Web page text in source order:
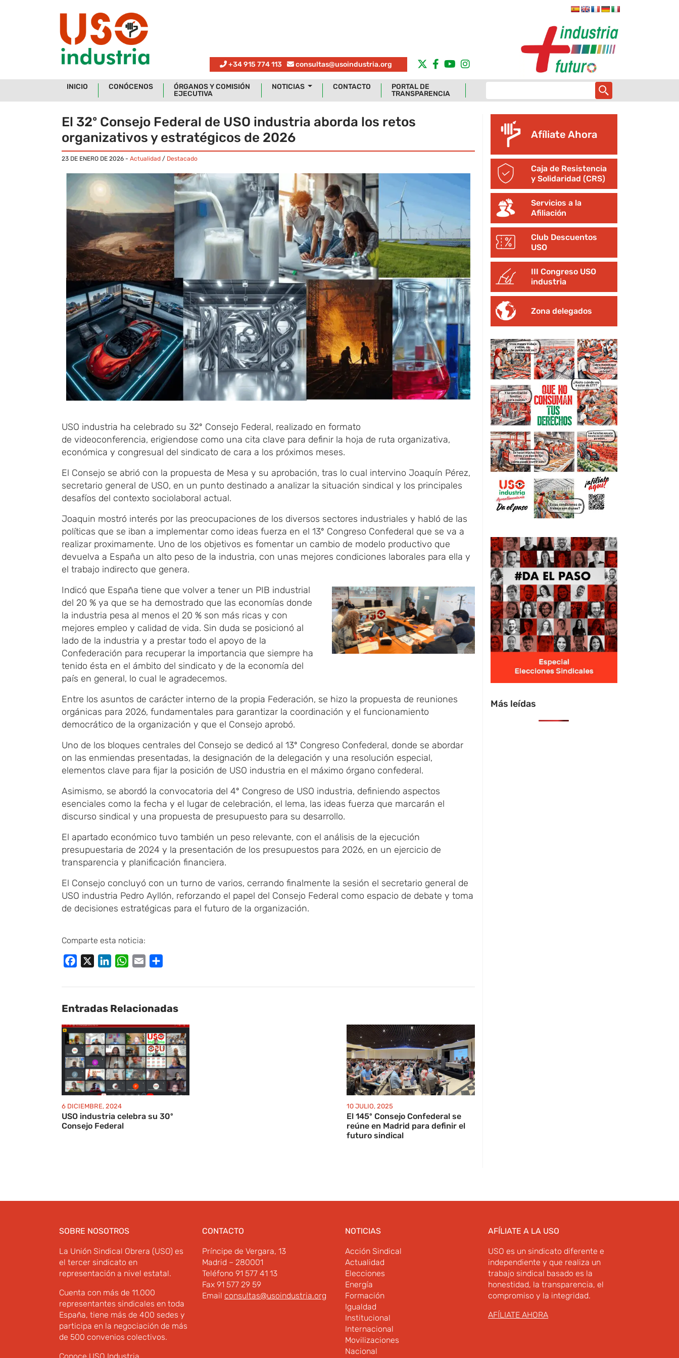
+34 915 774 113 consultas@usoindustria.org
INICIO CONÓCENOS
ÓRGANOS Y COMISIÓN
EJECUTIVA
NOTICIAS CONTACTO
PORTAL DE
TRANSPARENCIA
El 32º Consejo Federal de USO industria aborda los retos
organizativos y estratégicos de 2026
23 DE ENERO DE 2026 - Actualidad / Destacado
USO ​industria ​ ha celebrado su 32º Consejo Federal, ​ realizado en format​o
de videoconferencia, erigiendose como una cita clave para definir la hoja de ruta organizativa,
económica y congresual del sindicato de cara a los próximos ​meses.
El Consejo se abri​ó con la propuesta de Mesa ​ y su aprobación, tras lo cual intervino Joaquín Pérez,
secretario general de USO, en un punto destinado a analizar la situación sindical y los principales
desafíos del contexto sociolaboral actual.
​Joaquin mostró ​interés por las preocupaciones de los ​ diversos sectores industriales y habl​ó de las
políticas que ​ se iban a implementar como ideas fuerza en el 13​º Congreso Confederal ​que se va a
realizar proximamente. Uno de los objetivos es fomentar un cambio de modelo productivo que
devuelva a España un alto peso de la industria, con unas mejores condiciones laborales para ella y
el trabajo indirecto que genera.
Indicó que España tiene que volver a tener un PIB industrial
del 20 % ​ ya que se ha demostrado que las economías donde
la industria pesa al menos el 20 % son más ricas y con
mejores empleo y calidad de vida​. Sin duda se posicionó al
lado de la industria y a prestar todo el apoyo de la
Confederación para recuperar la importancia que siempre ha
tenido ésta en el ámbito del sindicato y de la economía del
país en general, lo cual le agradecemos.
Entre los asuntos de carácter interno ​ de la propia Federación, ​se hizo la propuesta de reuniones
orgánicas para 2026, fundamentales para garantizar la coordinación y el funcionamiento
democrático de la organización ​ y que el Consejo aprobó.
Uno de los bloques centrales del Consejo ​se dedicó al 13º Congreso Confederal, donde se abordar
on las enmiendas presentadas, la designación de la delegación y una resolución especial,
elementos clave para fijar la posición de USO ​industria en el máximo órgano confederal.
Asimismo, se ​abordó la convocatoria del 4º Congreso de USO ​industria, definiendo aspectos
esenciales como la fecha y el lugar de celebración, el lema, las ideas fuerza que marcarán el
discurso sindical y una propuesta de presupuesto para su desarrollo.
El apartado económico t​uvo también un peso relevante, con el análisis de la ejecución
presupuestaria de 2024 y la presentación de los presupuestos para 2026, en un ejercicio de
transparencia y planificación financiera.
El Consejo conclu​yó con un turno de varios, ​cerrando finalmente la sesión el secretario general de
USO ​industria Pedro Ayllón, ​ reforzando el papel del Consejo Federal como espacio de debate y toma
de decisiones estratégicas para el futuro de la organización.
Comparte esta noticia:
Facebook LinkedInWhatsApp
Email
Entradas Relacionadas
6 DICIEMBRE, 2024
USO industria celebra su 30º
Consejo Federal
10 JULIO, 2025
El 145º Consejo Confederal se
reúne en Madrid para definir el
futuro sindical
Afíliate Ahora
Caja de Resistencia
y Solidaridad (CRS)
Servicios a la
Afiliación
Club Descuentos
USO
III Congreso USO
industria
Zona delegados
Más leídas
SOBRE NOSOTROS
La Unión Sindical Obrera (USO) es
el tercer sindicato en
representación a nivel estatal.
Cuenta con más de 11.000
representantes sindicales en toda
España, tiene más de 400 sedes y
participa en la negociación de más
de 500 convenios colectivos.
Conoce USO Industria
CONTACTO
Príncipe de Vergara, 13
Madrid – 280001
Teléfono 91 577 41 13
Fax 91 577 29 59
Email consultas@usoindustria.org
NOTICIAS
Acción Sindical
Actualidad
Elecciones
Energía
Formación
Igualdad
Institucional
Internacional
Movilizaciones
Nacional
AFÍLIATE A LA USO
USO es un sindicato diferente e
independiente y que realiza un
trabajo sindical basado es la
honestidad, la transparencia, el
compromiso y la integridad.
AFÍLIATE AHORA